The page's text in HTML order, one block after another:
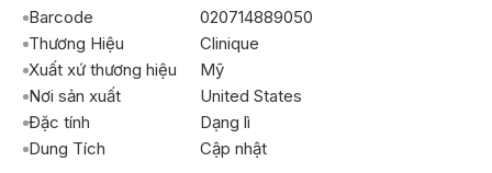
Barcode
020714889050
Thương Hiệu
Clinique
Xuất xứ thương hiệu
Mỹ
Nơi sản xuất
United States
Đặc tính
Dạng lì
Dung Tích
Cập nhật